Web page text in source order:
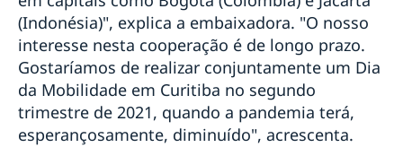
Pais Presentes: Embaixada da Suécia no Brasil e ONU
Mulheres inauguram exposição fotográfica no metrô
de Brasília
Bergman100: Mostra Centenário Ingmar Bergman
chega a São Paulo
Bergman100: Embaixada da Suécia no Brasil dá início
às comemorações dos 100 anos de Ingmar Bergman
Anunciando os Diálogos Nórdicos no Dia
(Indonésia)", explica a embaixadora. "O nosso
interesse nesta cooperação é de longo prazo.
Gostaríamos de realizar conjuntamente um Dia
da Mobilidade em Curitiba no segundo
trimestre de 2021, quando a pandemia terá,
esperançosamente, diminuído", acrescenta.